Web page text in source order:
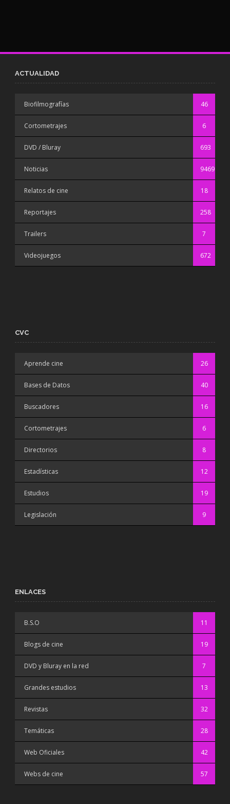
ACTUALIDAD
Biofilmografías 46
Cortometrajes 6
DVD / Bluray 693
Noticias 9469
Relatos de cine 18
Reportajes 258
Trailers 7
Videojuegos 672
CVC
Aprende cine 26
Bases de Datos 40
Buscadores 16
Cortometrajes 6
Directorios 8
Estadísticas 12
Estudios 19
Legislación 9
ENLACES
B.S.O 11
Blogs de cine 19
DVD y Bluray en la red 7
Grandes estudios 13
Revistas 32
Temáticas 28
Web Oficiales 42
Webs de cine 57